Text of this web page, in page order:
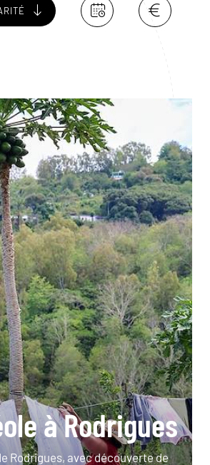
à Rodrigues
Rodrigues, avec découverte de